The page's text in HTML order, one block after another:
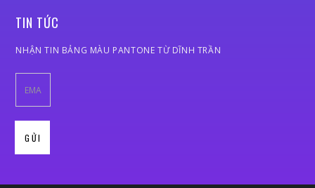
TIN TỨC
NHẬN TIN BẢNG MÀU PANTONE TỪ DĨNH TRẦN